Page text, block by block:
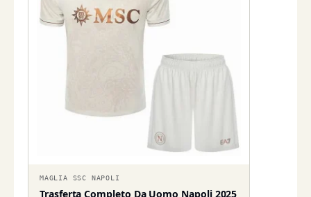
MAGLIA SSC NAPOLI
Trasferta Completo Da Uomo Napoli 2025